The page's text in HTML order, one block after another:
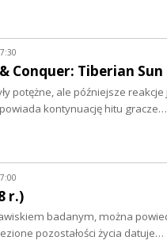
Conquer: Tiberian Sun
potężne, ale późniejsze
kontynuację hitu gracze…
r.)
badanym, można
pozostałości życia datuje…